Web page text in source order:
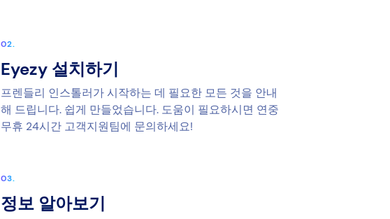
Eyezy 설치하기
프렌들리 인스톨러가 시작하는 데 필요한 모든 것을 안내
해 드립니다. 쉽게 만들었습니다. 도움이 필요하시면 연중
무휴 24시간 고객지원팀에 문의하세요!
정보 알아보기